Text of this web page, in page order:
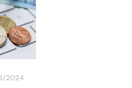
2024